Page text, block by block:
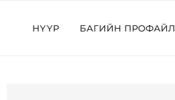
НҮҮР БАГИЙН ПРОФАЙЛ